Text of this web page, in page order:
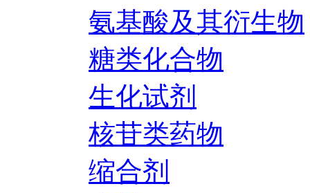
氨基酸及其衍生物
糖类化合物
生化试剂
核苷类药物
缩合剂